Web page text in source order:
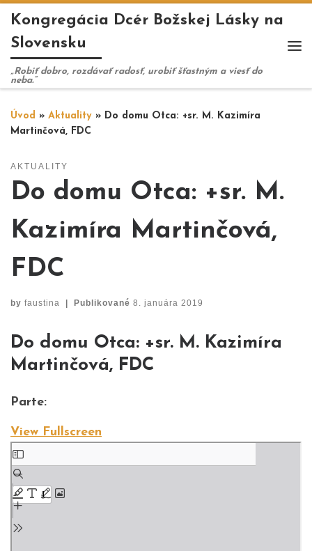
Skip to content
Kongregácia Dcér Božskej Lásky na
Slovensku
„Robiť dobro, rozdávať radosť, urobiť šťastným a viesť do
neba.“
Úvod » Aktuality » Do domu Otca: +sr. M. Kazimíra
Martinčová, FDC
AKTUALITY
Do domu Otca: +sr. M.
Kazimíra Martinčová,
FDC
by faustina Publikované 8. januára 2019
Do domu Otca: +sr. M. Kazimíra
Martinčová, FDC
Parte:
View Fullscreen
Skip to PDF content